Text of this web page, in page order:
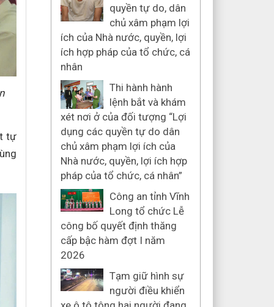
tự
quyền tự do, dân
chủ xâm phạm lợi
ích của Nhà nước, quyền, lợi
ích hợp pháp của tổ chức, cá
nhân
Thi hành hành
lệnh bắt và khám
xét nơi ở của đối tượng “Lợi
dụng các quyền tự do dân
chủ xâm phạm lợi ích của
Nhà nước, quyền, lợi ích hợp
pháp của tổ chức, cá nhân”
Công an tỉnh Vĩnh
Long tổ chức Lễ
công bố quyết định thăng
cấp bậc hàm đợt I năm
2026
Tạm giữ hình sự
người điều khiển